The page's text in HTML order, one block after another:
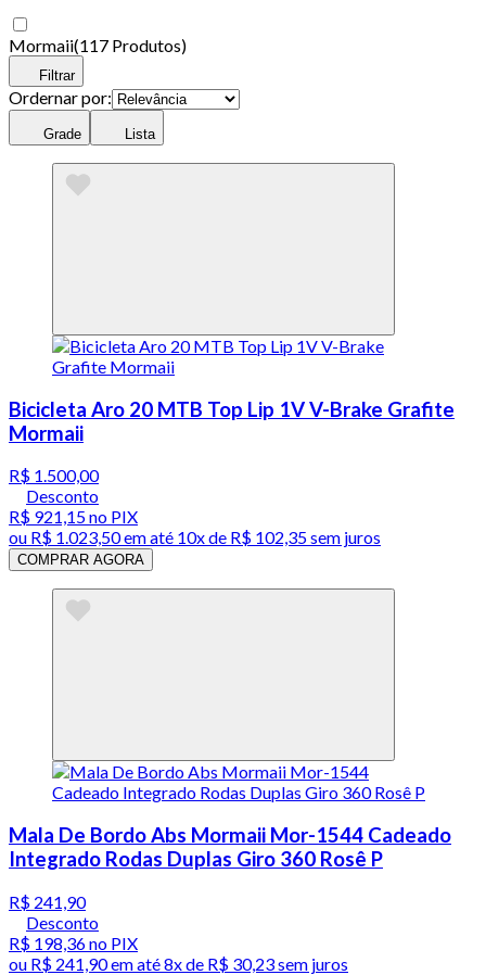
Mormaii(117 Produtos)
Filtrar
Ordernar por:
Grade Lista
Bicicleta Aro 20 MTB Top Lip 1V V-Brake Grafite
Mormaii
R$ 1.500,00
Desconto
R$ 921,15no PIX
ou R$ 1.023,50em até 10x de R$ 102,35 sem juros
COMPRAR AGORA
Mala De Bordo Abs Mormaii Mor-1544 Cadeado
Integrado Rodas Duplas Giro 360 Rosê P
R$ 241,90
Desconto
R$ 198,36no PIX
ou R$ 241,90em até8x de R$ 30,23 sem juros